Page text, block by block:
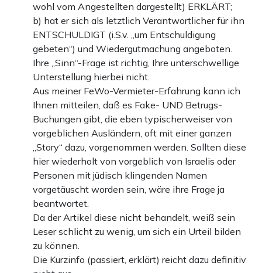
wohl vom Angestellten dargestellt) ERKLÄRT;
b) hat er sich als letztlich Verantwortlicher für ihn
ENTSCHULDIGT (i.S.v. „um Entschuldigung
gebeten“) und Wiedergutmachung angeboten.
Ihre „Sinn“-Frage ist richtig, Ihre unterschwellige
Unterstellung hierbei nicht.
Aus meiner FeWo-Vermieter-Erfahrung kann ich
Ihnen mitteilen, daß es Fake- UND Betrugs-
Buchungen gibt, die eben typischerweiser von
vorgeblichen Ausländern, oft mit einer ganzen
„Story“ dazu, vorgenommen werden. Sollten diese
hier wiederholt von vorgeblich von Israelis oder
Personen mit jüdisch klingenden Namen
vorgetäuscht worden sein, wäre ihre Frage ja
beantwortet.
Da der Artikel diese nicht behandelt, weiß sein
Leser schlicht zu wenig, um sich ein Urteil bilden
zu können.
Die Kurzinfo (passiert, erklärt) reicht dazu definitiv